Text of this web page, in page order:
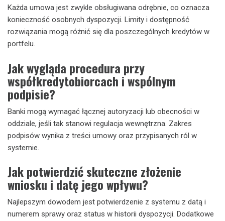
Każda umowa jest zwykle obsługiwana odrębnie, co oznacza
konieczność osobnych dyspozycji. Limity i dostępność
rozwiązania mogą różnić się dla poszczególnych kredytów w
portfelu.
Jak wygląda procedura przy
współkredytobiorcach i wspólnym
podpisie?
Banki mogą wymagać łącznej autoryzacji lub obecności w
oddziale, jeśli tak stanowi regulacja wewnętrzna. Zakres
podpisów wynika z treści umowy oraz przypisanych ról w
systemie.
Jak potwierdzić skuteczne złożenie
wniosku i datę jego wpływu?
Najlepszym dowodem jest potwierdzenie z systemu z datą i
numerem sprawy oraz status w historii dyspozycji. Dodatkowe